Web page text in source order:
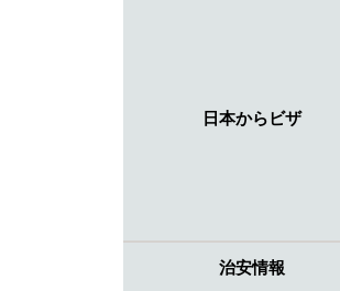
日本からビザ
治安情報